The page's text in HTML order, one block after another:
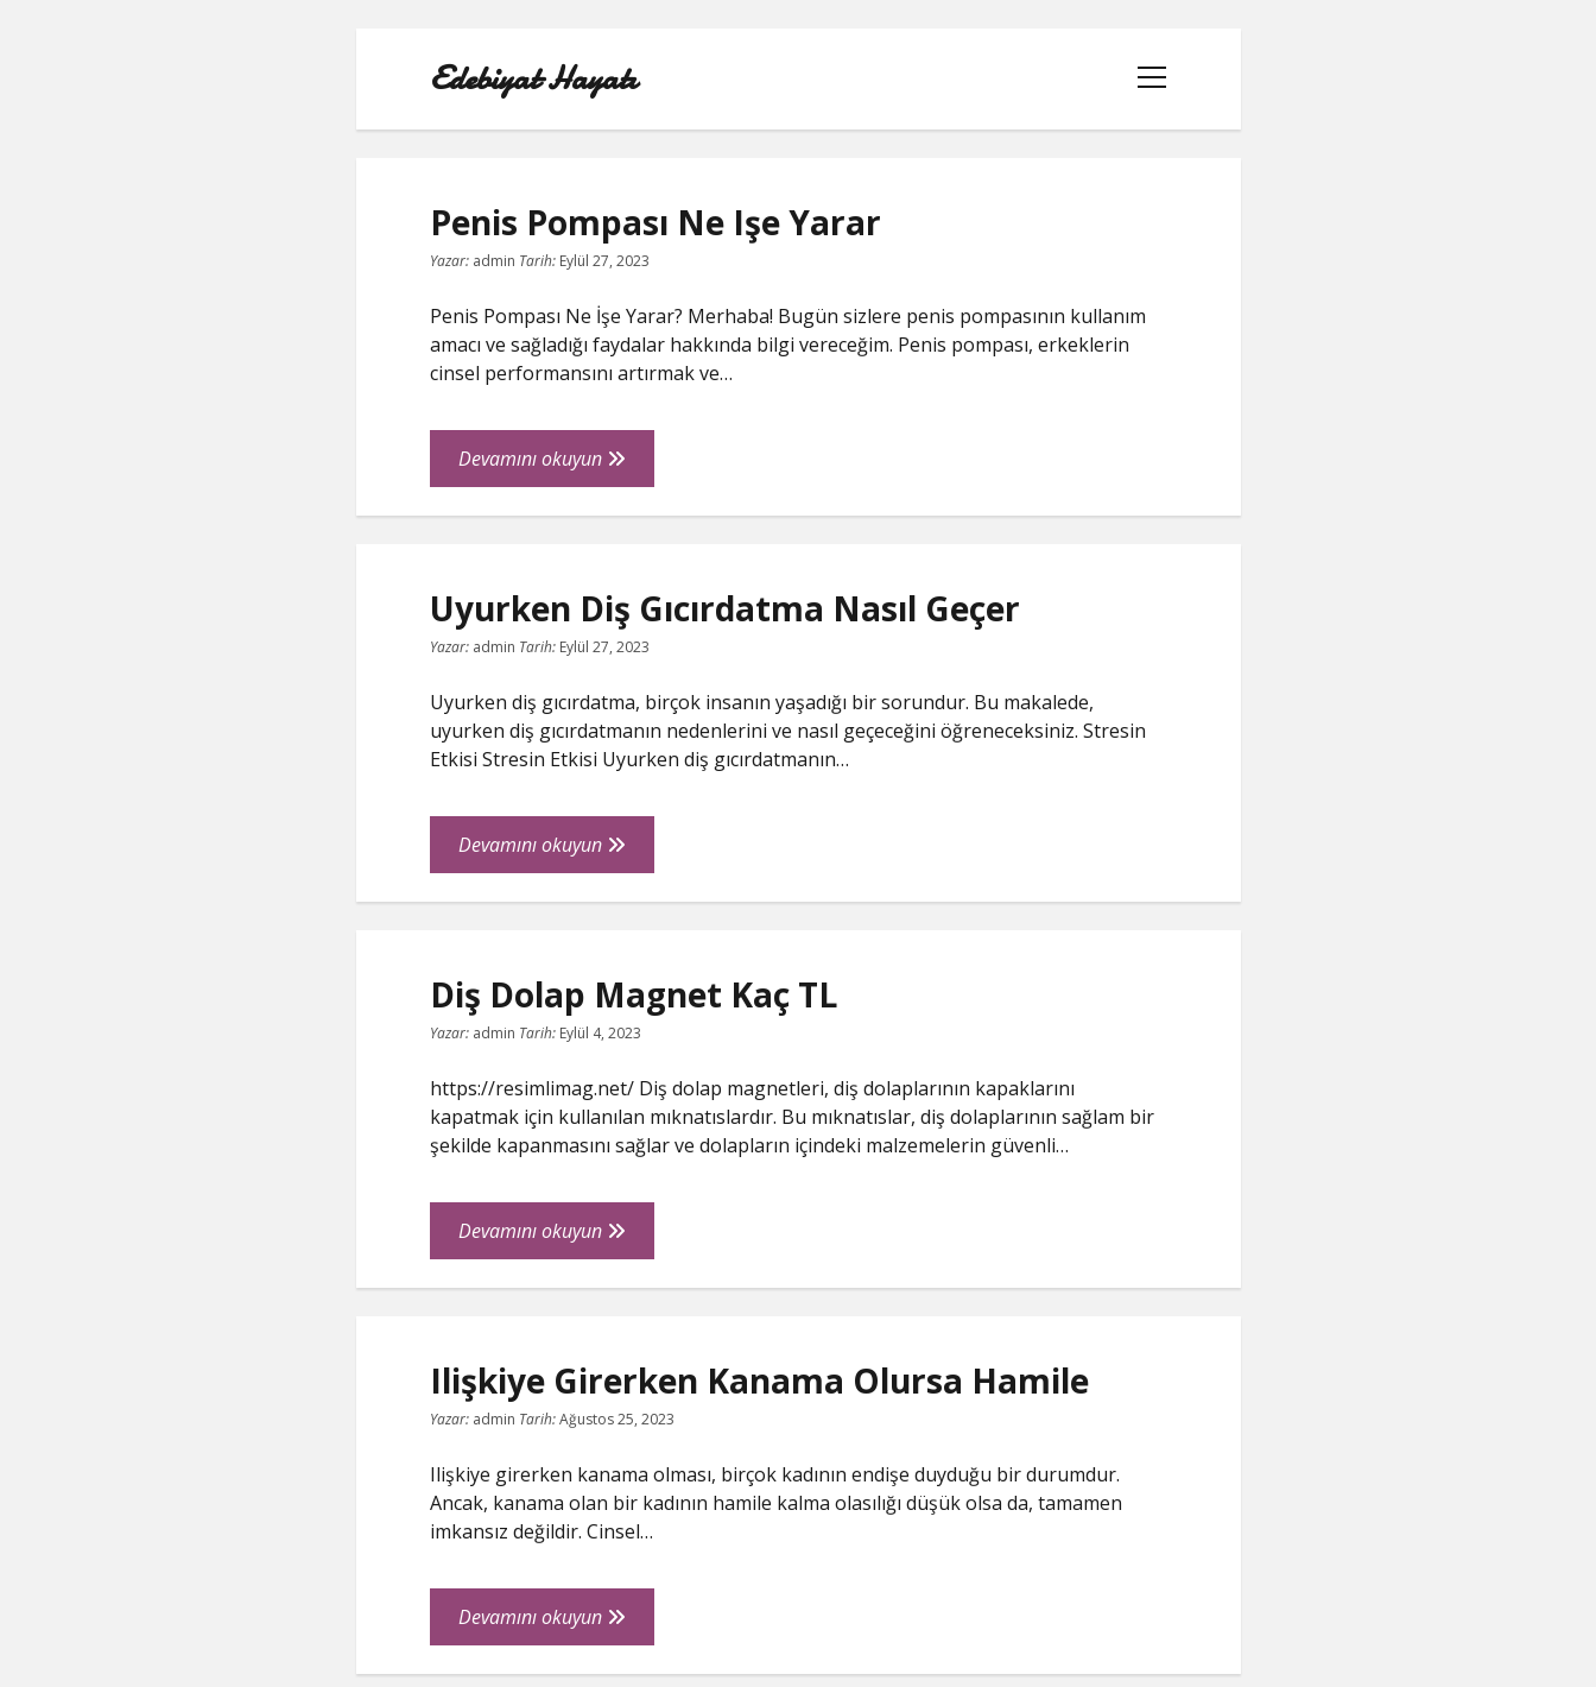
Edebiyat Hayatı
menüyü
aç
INSTAGRAM BEĞENI KASMA HILESI
LISTE
SHORTS ABONE KASMA HILESI PARASIZ
TWITTER GIZLI İÇERIK GÖRME
Hayatı
Posts
Penis Pompası Ne Işe Yarar
Yazar:admin Tarih: Eylül 27, 2023
Penis Pompası Ne İşe Yarar? Merhaba! Bugün sizlere penis pompasının kullanım
amacı ve sağladığı faydalar hakkında bilgi vereceğim. Penis pompası, erkeklerin
cinsel performansını artırmak ve…
Devamını okuyunPenis
Pompası
Ne
Uyurken Diş Gıcırdatma Nasıl Geçer
Yazar:admin Tarih: Eylül 27, 2023
Uyurken diş gıcırdatma, birçok insanın yaşadığı bir sorundur. Bu makalede,
uyurken diş gıcırdatmanın nedenlerini ve nasıl geçeceğini öğreneceksiniz. Stresin
Etkisi Stresin Etkisi Uyurken diş gıcırdatmanın…
Devamını okuyunUyurken
Diş
Gıcırdatma
Diş Dolap Magnet Kaç TL
Yazar:admin Tarih: Eylül 4, 2023
https://resimlimag.net/ Diş dolap magnetleri, diş dolaplarının kapaklarını
kapatmak için kullanılan mıknatıslardır. Bu mıknatıslar, diş dolaplarının sağlam bir
şekilde kapanmasını sağlar ve dolapların içindeki malzemelerin güvenli…
Devamını okuyunDiş
Dolap
Magnet
Ilişkiye Girerken Kanama Olursa Hamile
Yazar:admin Tarih:Ağustos 25, 2023
Ilişkiye girerken kanama olması, birçok kadının endişe duyduğu bir durumdur.
Ancak, kanama olan bir kadının hamile kalma olasılığı düşük olsa da, tamamen
imkansız değildir. Cinsel…
Devamını okuyunIlişkiye
Girerken
Kanama